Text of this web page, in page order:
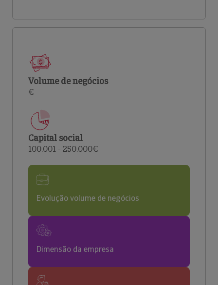
Volume de negócios
€
Capital social
100.001 - 250.000€
Evolução volume de negócios
Dimensão da empresa